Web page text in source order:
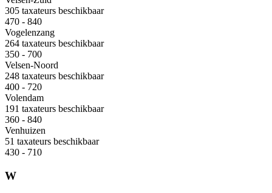
305 taxateurs beschikbaar
470 - 840
Vogelenzang
264 taxateurs beschikbaar
350 - 700
Velsen-Noord
248 taxateurs beschikbaar
400 - 720
Volendam
191 taxateurs beschikbaar
360 - 840
Venhuizen
51 taxateurs beschikbaar
430 - 710
W